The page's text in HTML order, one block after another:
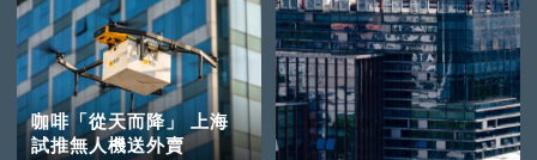
咖啡「從天而降」 上海
試推無人機送外賣